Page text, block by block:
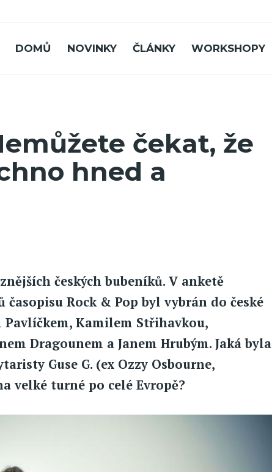
DOMŮ NOVINKY ČLÁNKY WORKSHOPY
čekat, že
hned a
českých bubeníků. V anketě
Rock & Pop byl vybrán do české
Kamilem Střihavkou,
Dragounem a Janem Hrubým. Jaká byla
Guse G. (ex Ozzy Osbourne,
velké turné po celé Evropě?